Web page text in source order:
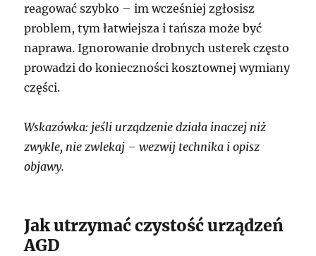
reagować szybko – im wcześniej zgłosisz
problem, tym łatwiejsza i tańsza może być
naprawa. Ignorowanie drobnych usterek często
prowadzi do konieczności kosztownej wymiany
części.
Wskazówka: jeśli urządzenie działa inaczej niż
zwykle, nie zwlekaj – wezwij technika i opisz
objawy.
Jak utrzymać czystość urządzeń
AGD